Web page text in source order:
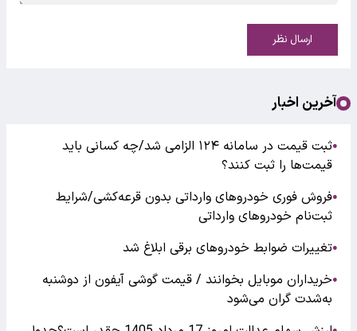
ارسال نظر
آخرین اخبار
●
ثبت قیمت در سامانه ۱۲۴ الزامی شد/چه کسانی باید
قیمت‌ها را ثبت کنند؟
●فروش فوری خودروهای وارداتی بدون قرعه‌کشی/شرایط
ثبت‌نام خودروهای وارداتی
●تغییرات ضوابط خودروهای برقی ابلاغ شد
●خریداران موبایل بخوانند / قیمت گوشی آیفون از دوشنبه
به‌شدت گران‌ می‌شود